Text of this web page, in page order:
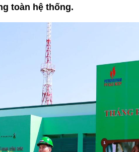
toàn hệ thống.